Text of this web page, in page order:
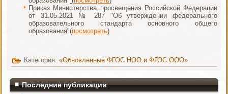
Приказ Министерства просвещения Российской Федерации
от 31.05.2021 № 287 "Об утверждении федерального
образовательного стандарта основного общего
образования"(посмотреть)
Категория:«Обновленные ФГОС НОО и ФГОС ООО»
Последние публикации